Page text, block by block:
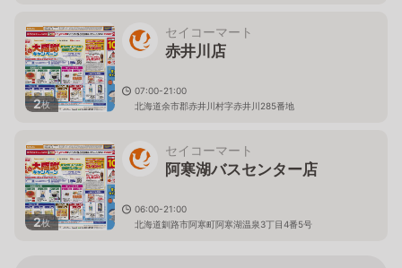
2枚
セイコーマート
赤井川店
07:00-21:00
北海道余市郡赤井川村字赤井川285番地
2枚
セイコーマート
阿寒湖バスセンター店
06:00-21:00
北海道釧路市阿寒町阿寒湖温泉3丁目4番5号